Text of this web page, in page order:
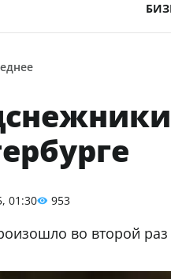
01:30 953
во второй раз